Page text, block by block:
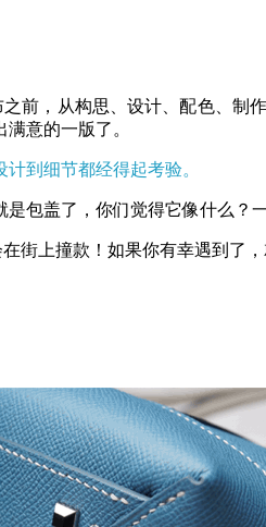
之前，从构思、设计、配色、制
意的一版了。
到细节都经得起考验。
是包盖了，你们觉得它像什么？
街上撞款！如果你有幸遇到了